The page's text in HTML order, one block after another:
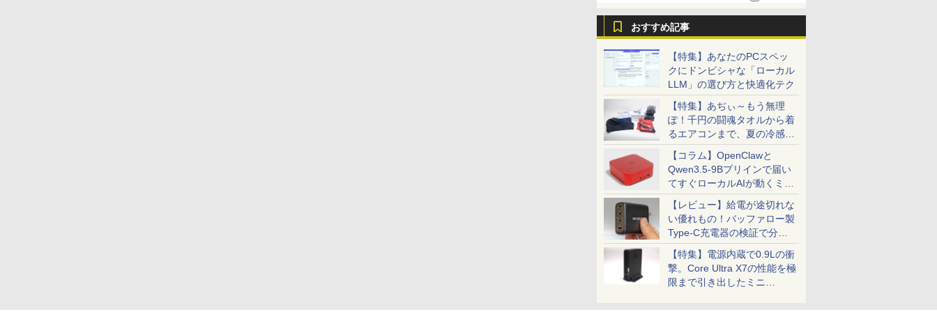
おすすめ記事
【特集】あなたのPCスペッ
クにドンピシャな「ローカル
LLM」の選び方と快適化テク
【特集】あぢぃ～もう無理
ぽ！千円の闘魂タオルから着
るエアコンまで、夏の冷感グ
ッズ一挙紹介
【コラム】OpenClawと
Qwen3.5-9Bプリインで届い
てすぐローカルAIが動くミニ
PC「SER9 Pro」
【レビュー】給電が途切れな
い優れもの！バッファロー製
Type-C充電器の検証で分か
ったこと
【特集】電源内蔵で0.9Lの衝
撃。Core Ultra X7の性能を極
限まで引き出したミニ